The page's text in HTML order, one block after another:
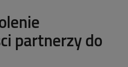
partnerzy do